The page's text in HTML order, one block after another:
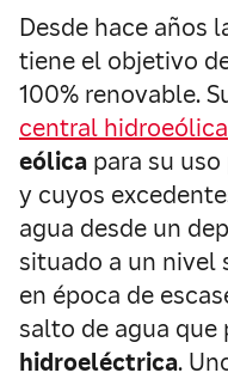
Desde hace años
tiene el objetivo
100% renovable.
central hidroeólica
eólica para su
y cuyos
agua desde un
situado a un nivel
en época de
salto de agua que
hidroeléctrica.